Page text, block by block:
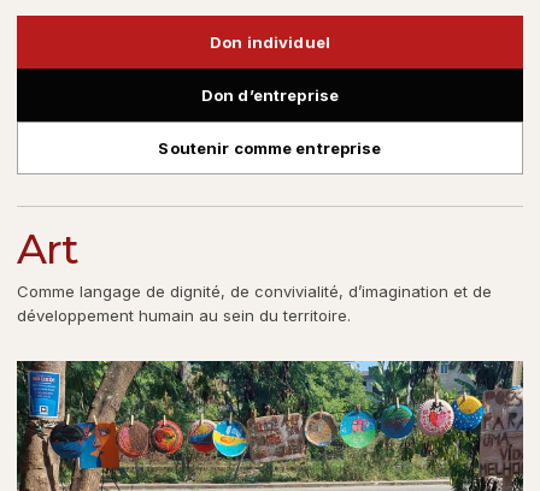
Don individuel
Don d’entreprise
Soutenir comme entreprise
Art
Comme langage de dignité, de convivialité, d’imagination et de
développement humain au sein du territoire.